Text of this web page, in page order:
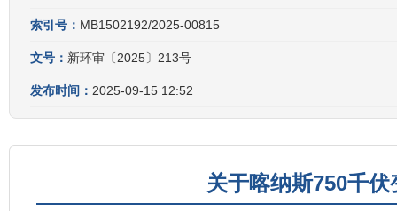
索引号： MB1502192/2025-00815
文号： 新环审〔2025〕213号
发布时间： 2025-09-15 12:52
关于喀纳斯750千